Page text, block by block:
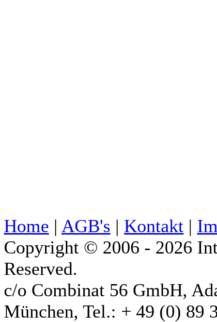
Home | AGB's | Kontakt |
Copyright © 2006 - 2026
Reserved.
c/o Combinat 56 GmbH,
München, Tel.: + 49 (0) 89